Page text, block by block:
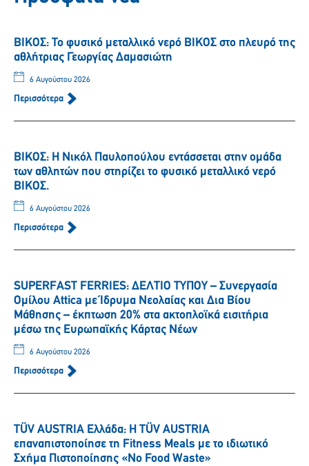
ΒΙΚΟΣ: Το φυσικό μεταλλικό νερό ΒΙΚΟΣ στο πλευρό της
αθλήτριας Γεωργίας Δαμασιώτη
6 Αυγούστου 2026
Περισσότερα
ΒΙΚΟΣ: Η Νικόλ Παυλοπούλου εντάσσεται στην ομάδα
των αθλητών που στηρίζει το φυσικό μεταλλικό νερό
ΒΙΚΟΣ.
6 Αυγούστου 2026
Περισσότερα
SUPERFAST FERRIES: ΔΕΛΤΙΟ ΤΥΠΟΥ – Συνεργασία
Ομίλου Attica με Ίδρυμα Νεολαίας και Δια Βίου
Μάθησης – έκπτωση 20% στα ακτοπλοϊκά εισιτήρια
μέσω της Ευρωπαϊκής Κάρτας Νέων
6 Αυγούστου 2026
Περισσότερα
TÜV AUSTRIA Ελλάδα: Η TÜV AUSTRIA
επαναπιστοποίησε τη Fitness Meals με το ιδιωτικό
Σχήμα Πιστοποίησης «No Food Waste»